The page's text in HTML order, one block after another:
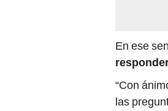
En ese
“Con
las